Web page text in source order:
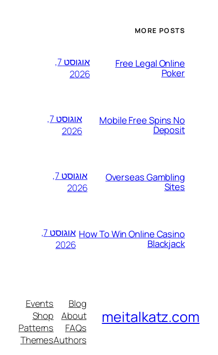
MORE POSTS
Free Legal Online
Poker
אוגוסט 7,
2026
Mobile Free Spins No
Deposit
אוגוסט 7,
2026
Overseas Gambling
Sites
אוגוסט 7,
2026
How To Win Online Casino
Blackjack
אוגוסט 7,
2026
meitalkatz.com
Blog
About
FAQs
Authors
Events
Shop
Patterns
Themes